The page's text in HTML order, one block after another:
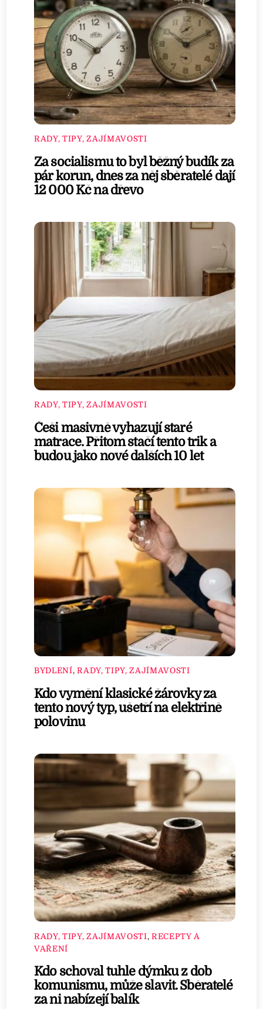
RADY, TIPY, ZAJÍMAVOSTI
Za socialismu to byl běžný budík za
pár korun, dnes za něj sběratelé dají
12 000 Kč na dřevo
RADY, TIPY, ZAJÍMAVOSTI
Češi masivně vyhazují staré
matrace. Přitom stačí tento trik a
budou jako nové dalších 10 let
BYDLENÍ,RADY, TIPY, ZAJÍMAVOSTI
Kdo vymění klasické žárovky za
tento nový typ, ušetří na elektřině
polovinu
RADY, TIPY, ZAJÍMAVOSTI, RECEPTY A
VAŘENÍ
Kdo schoval tuhle dýmku z dob
komunismu, může slavit. Sběratelé
za ni nabízejí balík